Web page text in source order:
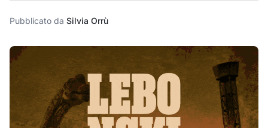
Pubblicato da Silvia Orrù